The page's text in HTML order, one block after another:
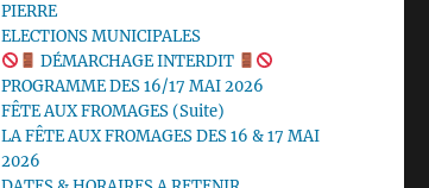
PIERRE
ELECTIONS MUNICIPALES
DÉMARCHAGE INTERDIT
PROGRAMME DES 16/17 MAI 2026
FÊTE AUX FROMAGES (Suite)
LA FÊTE AUX FROMAGES DES 16 & 17 MAI
2026